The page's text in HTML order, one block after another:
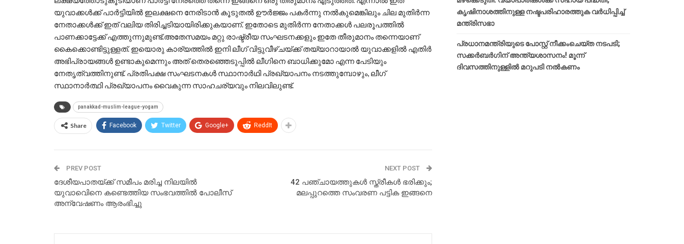
യുവാക്കള്‍ക്ക് പാര്‍ട്ടിയില്‍ ഇലക്ഷനെ നേരിടാന്‍ കൂടുതല്‍ ഊര്‍ജ്ജം പകര്‍ന്നു നല്‍കുമെങ്കിലും ചില മുതിര്‍ന്ന
നേതാക്കള്‍ക്ക് ഇത് വലിയ തിരിച്ചടിയായിരിക്കുകയാണ്. ഇതോടെ മുതിര്‍ന്ന നേതാക്കള്‍ പലരൂപത്തില്‍
പാണക്കാട്ടേക്ക് എത്തുന്നുമുണ്ട്.അതേസമയം മറ്റു രാഷ്ട്രീയ സംഘടനക്കളും ഇതേ തീരുമാനം തന്നെയാണ്
കൈക്കൊണ്ടിട്ടുള്ളത്. ഇയൊരു കാര്യത്തില്‍ ഇനി ലീഗ് വിട്ടുവീഴ്ചയ്ക്ക് തയ്യാറായാല്‍ യുവാക്കളില്‍ എതിര്‍
അഭിപ്രായങ്ങള്‍ ഉണ്ടാകുമെന്നും അത് തെരഞ്ഞെടുപ്പില്‍ ലീഗിനെ ബാധിക്കുമോ എന്ന പേടിയും
നേതൃത്വത്തിനുണ്ട്. പ്രതിപക്ഷ സംഘടനകള്‍ സ്ഥാനാര്‍ഥി പ്രഖ്യാപനം നടത്തുമ്പോഴും, ലീഗ്
സ്ഥാനാര്‍ത്ഥി പ്രഖ്യാപനം വൈകുന്ന സാഹചര്യവും നിലവിലുണ്ട്.
panakkad-muslim-league-yogam
Share Facebook Twitter Google+ ReddIt
PREV POST
ദേശീയപാതയ്ക്ക് സമീപം മരിച്ച നിലയില്‍
യുവാവിെനെ കണ്ടെത്തിയ സംഭവത്തില്‍ പോലീസ്
അന്വേഷണം ആരംഭിച്ചു
NEXT POST
42 പഞ്ചായത്തുകള്‍ സ്ത്രീകള്‍ ഭരിക്കും;
മലപ്പുറത്തെ സംവരണ പട്ടിക ഇങ്ങനെ
കൃഷിനാശത്തിനുള്ള നഷ്ടപരിഹാരത്തുക വർ‌ധിപ്പിച്ച്
മന്ത്രിസഭാ
പ്രധാനമന്ത്രിയുടെ പോസ്റ്റ് നീക്കംചെയ്ത നടപടി;
സക്കർബർഗിന് അന്ത്യശാസനം! മൂന്ന്
ദിവസത്തിനുള്ളില്‍ മറുപടി നല്‍കണം